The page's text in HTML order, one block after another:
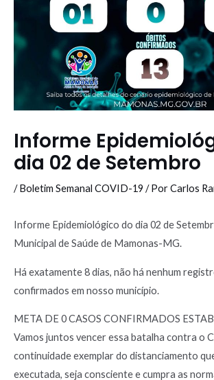
Informe
dia 02 de Setembro
/Boletim Semanal COVID-19 / PorCarlos
Informe Epidemiológico do dia 02 de
Municipal de Saúde de Mamonas-MG.
Há exatamente 8 dias, não há nenhum
confirmados em nosso município.
META DE 0 CASOS CONFIRMADOS
Vamos juntos vencer essa batalha contra o
continuidade exemplar do distanciamento
executada, seja consciente e cumpra as